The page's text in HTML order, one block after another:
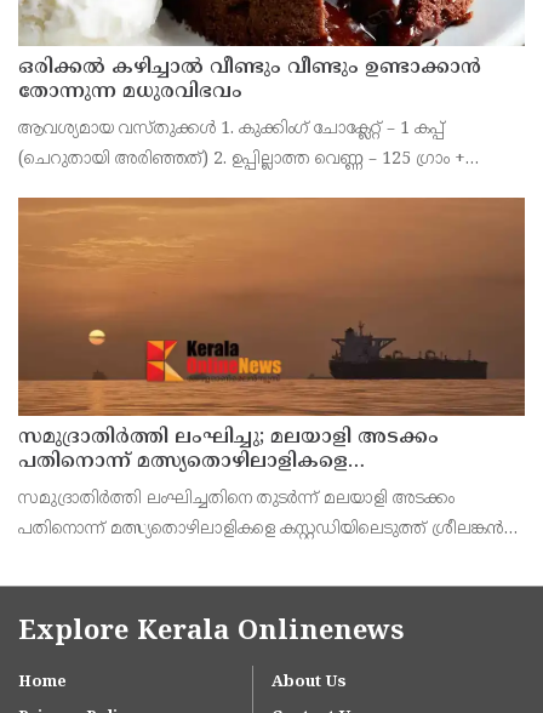
ഒരിക്കൽ കഴിച്ചാൽ വീണ്ടും വീണ്ടും ഉണ്ടാക്കാൻ
തോന്നുന്ന മധുരവിഭവം
ആവശ്യമായ വസ്തുക്കൾ 1. കുക്കിംഗ് ചോക്ലേറ്റ് – 1 കപ്പ്
(ചെറുതായി അരിഞ്ഞത്) 2. ഉപ്പില്ലാത്ത വെണ്ണ – 125 ഗ്രാം +
പഞ്ചസാര – അര കപ്പ് + 2 ടേബിൾസ്പൂ
സമുദ്രാതിർത്തി ലംഘിച്ചു; മലയാളി അടക്കം
പതിനൊന്ന് മത്സ്യതൊഴിലാളികളെ
കസ്റ്റഡിയിലെടുത്ത് ശ്രീലങ്കൻ നാവികസേന
സമുദ്രാതിർത്തി ലംഘിച്ചതിനെ തുടർന്ന് മലയാളി അടക്കം
പതിനൊന്ന് മത്സ്യതൊഴിലാളികളെ കസ്റ്റഡിയിലെടുത്ത് ശ്രീലങ്കൻ
ഉൾപ്പെടെയുള്ള ആളുകളെയാണ് കസ്റ്റഡിയിലെടുത്തത്.
Explore Kerala Onlinenews
Home
About Us